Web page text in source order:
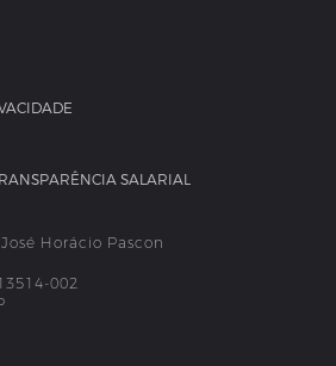
SALARIAL
Horácio Pascon
002